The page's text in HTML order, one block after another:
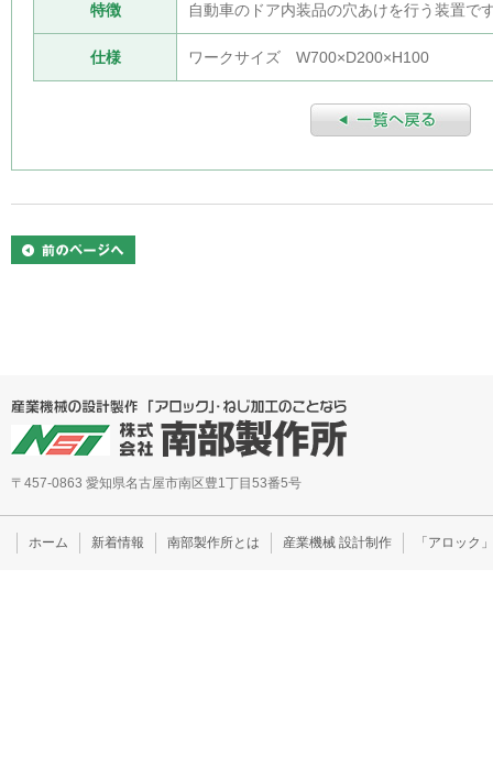
特徴 自動車のドア内装品の穴あけを行う装置で
仕様 ワークサイズ W700×D200×H100
〒457-0863 愛知県名古屋市南区豊1丁目53番5号
ホーム 新着情報 南部製作所とは 産業機械 設計制作 「アロック